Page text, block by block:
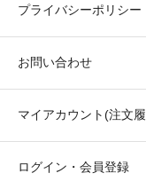
プライバシーポリシー
お問い合わせ
マイアカウント(注文
ログイン・会員登録